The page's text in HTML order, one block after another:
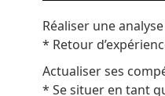
Réaliser une
* Retour
Actualiser ses
* Se situer en tant